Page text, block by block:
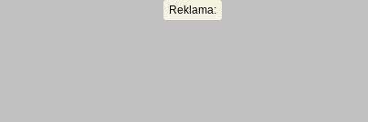
Reklama: